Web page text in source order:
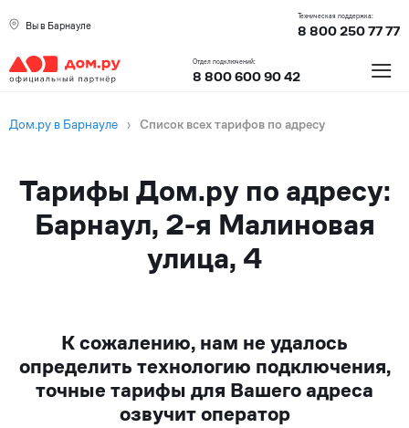
Вы в Барнауле
Техническая поддержка:
8 800 250 77 77
Отдел подключений:
8 800 600 90 42 ≡
Дом.ру в Барнауле › Список всех тарифов по адресу
Тарифы Дом.ру по адресу:
Барнаул, 2-я Малиновая
улица, 4
К сожалению, нам не удалось
определить технологию подключения,
точные тарифы для Вашего адреса
озвучит оператор